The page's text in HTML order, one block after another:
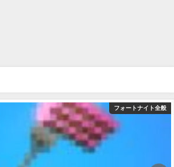
フォートナイト全般